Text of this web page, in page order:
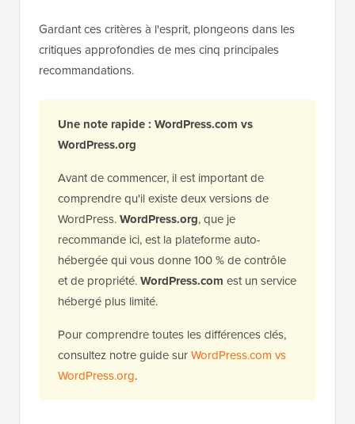
Gardant ces critères à l'esprit, plongeons dans les
critiques approfondies de mes cinq principales
recommandations.
Une note rapide : WordPress.com vs
WordPress.org
Avant de commencer, il est important de
comprendre qu'il existe deux versions de
WordPress.WordPress.org, que je
recommande ici, est la plateforme auto-
hébergée qui vous donne 100 % de contrôle
et de propriété.WordPress.com est un service
hébergé plus limité.
Pour comprendre toutes les différences clés,
consultez notre guide surWordPress.com vs
WordPress.org.